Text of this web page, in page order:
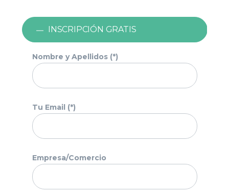
INSCRIPCIÓN GRATIS
Nombre y Apellidos (*)
Tu Email (*)
Empresa/Comercio